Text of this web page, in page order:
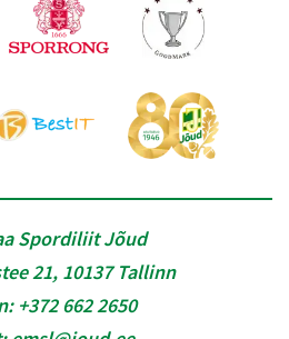
Spordiliit Jõud
21, 10137 Tallinn
+372 662 2650